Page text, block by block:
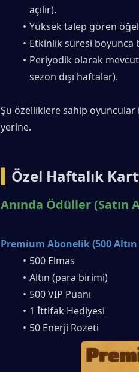
açılır).
Yüksek talep gören
Etkinlik süresi boyunca
Periyodik olarak
sezon dışı haftalar).
Şu özelliklere sahip oyuncular
yerine.
Özel Haftalık
Anında Ödüller (Satın
Premium Abonelik (500
500 Elmas
Altın (para birimi)
500 VIP Puanı
1 İttifak Hediyesi
50 Enerji Rozeti